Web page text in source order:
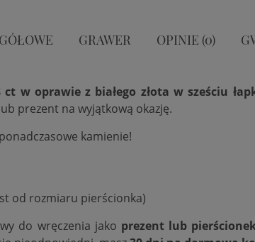
GRAWER OPINIE (0)
w oprawie z białego złota w sześciu
prezent na wyjątkową okazję.
kamienie!
od rozmiaru pierścionka)
do wręczenia jako prezent lub